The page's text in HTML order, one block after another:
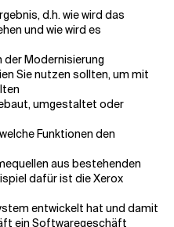
d.h. wie wird das
und wie wird es
Modernisierung
Sie nutzen sollten, um mit
umgestaltet oder
Funktionen den
aus bestehenden
dafür ist die Xerox
entwickelt hat und damit
ein Softwaregeschäft